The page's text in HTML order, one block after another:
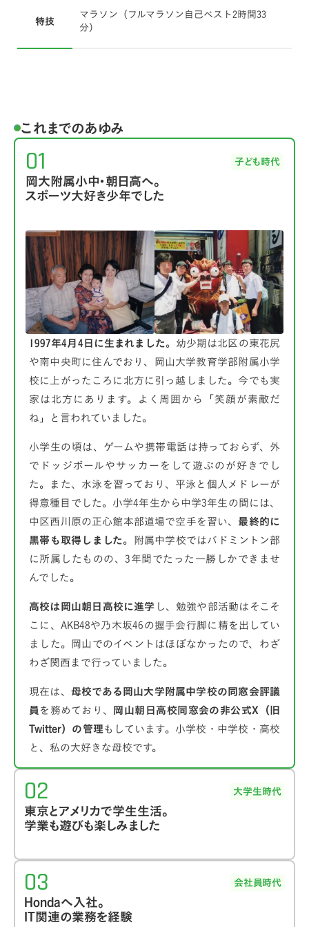
特技
マラソン（フルマラソン自己ベスト2時間33
分）
これまでのあゆみ
01 子ども時代
岡大附属小中・朝日高へ。
スポーツ大好き少年でした
1997年4月4日に生まれました。幼少期は北区の東花尻
や南中央町に住んでおり、岡山大学教育学部附属小学
校に上がったころに北方に引っ越しました。今でも実
家は北方にあります。よく周囲から「笑顔が素敵だ
ね」と言われていました。
小学生の頃は、ゲームや携帯電話は持っておらず、外
でドッジボールやサッカーをして遊ぶのが好きでし
た。また、水泳を習っており、平泳と個人メドレーが
得意種目でした。小学4年生から中学3年生の間には、
中区西川原の正心館本部道場で空手を習い、 最終的に
黒帯も取得しました。附属中学校ではバドミントン部
に所属したものの、3年間でたった一勝しかできませ
んでした。
高校は岡山朝日高校に進学 し、勉強や部活動はそこそ
こに、AKB48や乃木坂46の握手会行脚に精を出してい
ました。岡山でのイベントはほぼなかったので、わざ
わざ関西まで行っていました。
現在は、 母校である岡山大学附属中学校の同窓会評議
員を務めており、 岡山朝日高校同窓会の非公式X（旧
Twitter）の管理もしています。小学校・中学校・高校
と、私の大好きな母校です。
02 大学生時代
東京とアメリカで学生生活。
学業も遊びも楽しみました
03 会社員時代
Hondaへ入社。
IT関連の業務を経験